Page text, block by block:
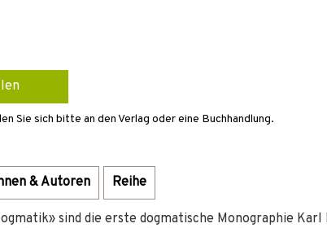
Sie sich bitte an den Verlag oder eine Buchhandlung.
& Autoren Reihe
sind die erste dogmatische Monographie Karl